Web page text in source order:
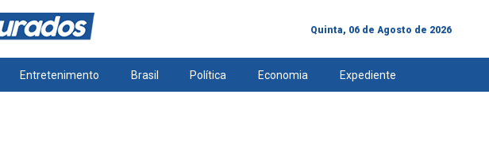
Quinta, 06 de Agosto de 2026
Entretenimento Brasil Política Economia Expediente